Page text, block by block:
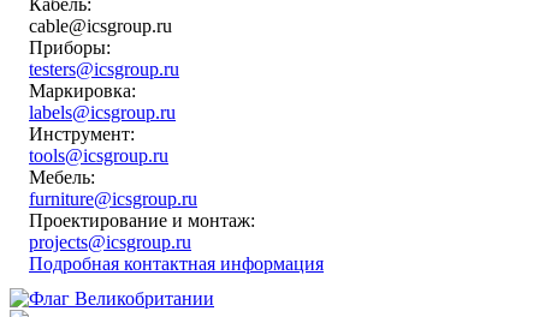
cable@icsgroup.ru
Приборы:
testers@icsgroup.ru
Маркировка:
labels@icsgroup.ru
Инструмент:
tools@icsgroup.ru
Мебель:
furniture@icsgroup.ru
Проектирование и монтаж:
projects@icsgroup.ru
Подробная контактная информация